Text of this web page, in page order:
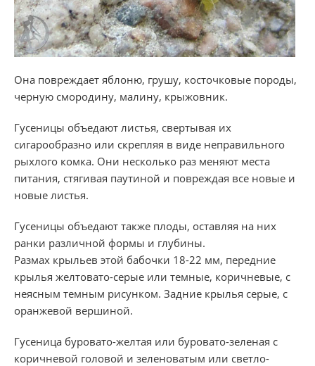
Она повреждает яблоню, грушу, косточковые породы,
черную смородину, малину, крыжовник.
Гусеницы объедают листья, свертывая их
сигарообразно или скрепляя в виде неправильного
рыхлого комка. Они несколько раз меняют места
питания, стягивая паутиной и повреждая все новые и
новые листья.
Гусеницы объедают также плоды, оставляя на них
ранки различной формы и глубины.
Размах крыльев этой бабочки 18-22 мм, передние
крылья желтовато-серые или темные, коричневые, с
неясным темным рисунком. Задние крылья серые, с
оранжевой вершиной.
Гусеница буровато-желтая или буровато-зеленая с
коричневой головой и зеленоватым или светло-